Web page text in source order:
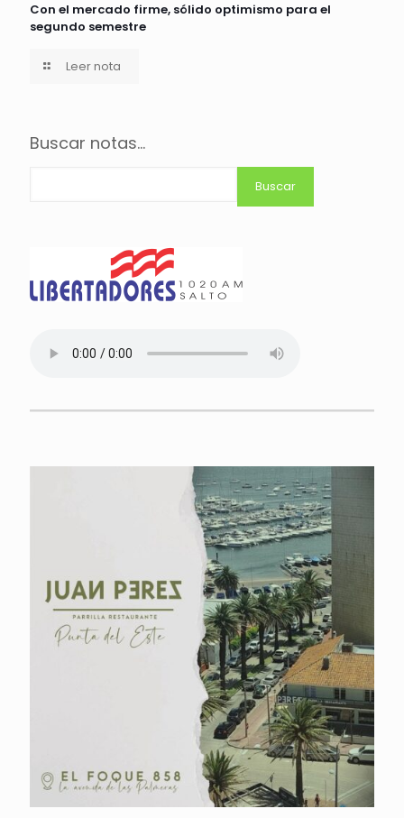
Con el mercado firme, sólido optimismo para el
segundo semestre
Leer nota
Buscar notas...
Buscar